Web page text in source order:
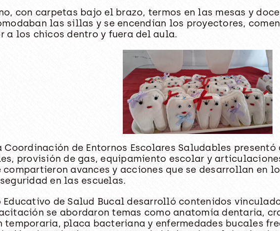
con carpetas bajo el brazo, termos en las mesas y
las sillas y se encendían los proyectores,
a los chicos dentro y fuera del aula.
Coordinación de Entornos Escolares Saludables
provisión de gas, equipamiento escolar y
compartieron avances y acciones que se desarrollan
en las escuelas.
Educativo de Salud Bucal desarrolló contenidos
se abordaron temas como anatomía dentaria,
placa bacteriana y enfermedades bucales